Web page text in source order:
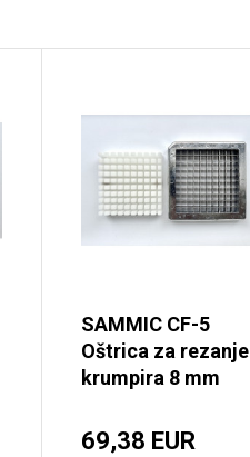
SAMMIC CF-5
Oštrica za rezanje
krumpira 8 mm
69,38 EUR